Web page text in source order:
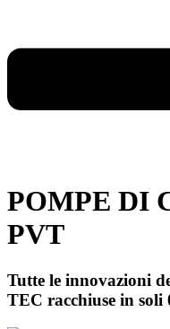
POMPE DI
PVT
Tutte le innovazioni
TEC racchiuse in soli